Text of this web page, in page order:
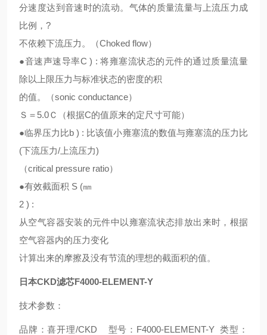
分速度达到音速时的流动。气体的质量流量与上流压力成
比例，?
不依赖下流压力。（Choked flow）
●音速声速导率C ) : 将雍塞流状态的元件的通过质量流量
除以上限压力与标准状态的密度的积
的值。（sonic conductance）
Ｓ＝5.0Ｃ（根据C的值原来的定尺寸可能）
●临界压力比b ) : 比该值小雍塞流的数值与雍塞流的压力比
(下流压力/上流压力)
（critical pressure ratio）
●有效截面积 S (㎜
2 ) :
从空气容器安装的元件中以雍塞流状态排放出来时，根据
空气容器内的压力变化
计算出来的摩擦及没有节流的理想的截面积的值。
日本CKD滤芯F4000-ELEMENT-Y
技术参数：
品牌：喜开理/CKD 型号：F4000-ELEMENT-Y 类型：